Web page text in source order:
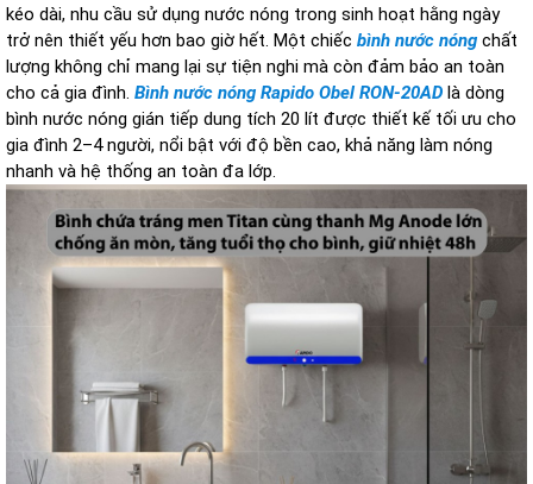
kéo dài, nhu cầu sử dụng nước nóng trong sinh hoạt hằng ngày
trở nên thiết yếu hơn bao giờ hết. Một chiếc bình nước nóng chất
lượng không chỉ mang lại sự tiện nghi mà còn đảm bảo an toàn
cho cả gia đình. Bình nước nóng Rapido Obel RON-20AD là dòng
bình nước nóng gián tiếp dung tích 20 lít được thiết kế tối ưu cho
gia đình 2–4 người, nổi bật với độ bền cao, khả năng làm nóng
nhanh và hệ thống an toàn đa lớp.